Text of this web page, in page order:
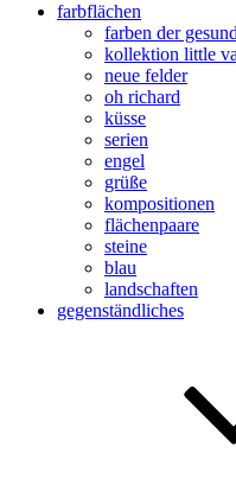
farbflächen
farben der
kollektion little
neue felder
oh richard
küsse
serien
engel
grüße
kompositionen
flächenpaare
steine
blau
landschaften
gegenständliches